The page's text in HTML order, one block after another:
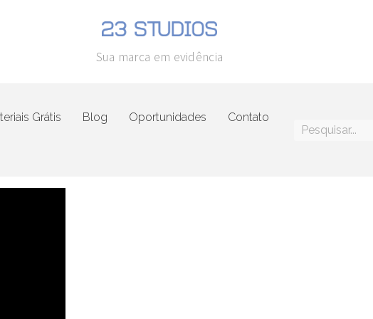
Sua marca em evidência
Grátis Blog Oportunidades Contato